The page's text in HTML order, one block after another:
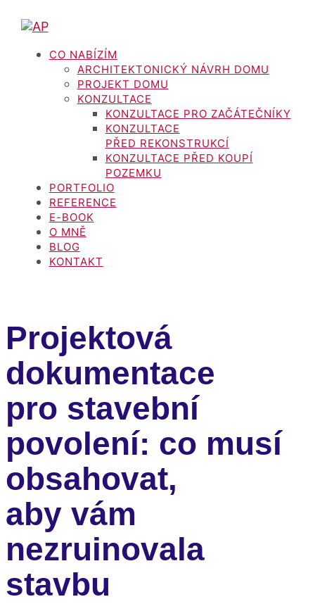
CO NABÍZÍM
ARCHITEKTONICKÝ NÁVRH DOMU
PROJEKT DOMU
KONZULTACE
KONZULTACE PRO ZAČÁTEČNÍKY
KONZULTACE
PŘED REKONSTRUKCÍ
KONZULTACE PŘED KOUPÍ
POZEMKU
PORTFOLIO
REFERENCE
E-BOOK
O MNĚ
BLOG
KONTAKT
Projektová
dokumentace
pro stavební
povolení: co musí
obsahovat,
aby vám
nezruinovala
stavbu